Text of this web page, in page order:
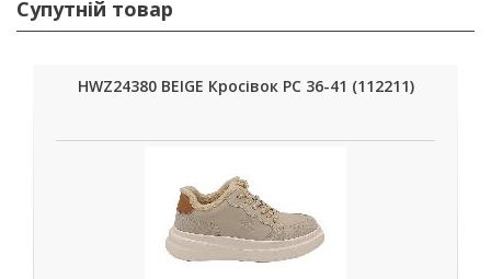
Супутній товар
HWZ24380 BEIGE Кросівок РС 36-41 (112211)